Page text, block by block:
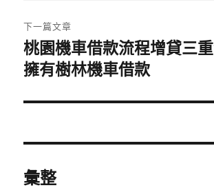
章:
下一篇文章
下
一
文
桃園機車借款流程增貸三
擁有樹林機車借款
彙整